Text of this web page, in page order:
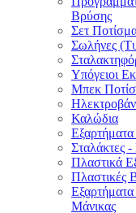
Βρύσης
Σετ
Σωλήνες
Υπόγειοι
Μπεκ
Καλώδια
Σταλάκτες
Πλαστικά
Πλαστικές
Μάνικας